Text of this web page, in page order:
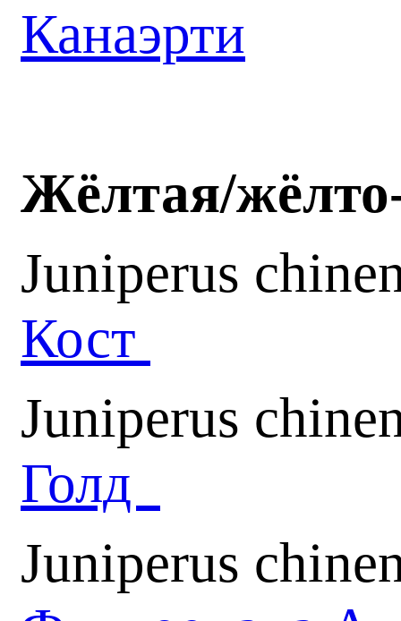
Канаэрти
Жёлтая/жёлто
Juniperus
Кост
Juniperus
Голд
Juniperus